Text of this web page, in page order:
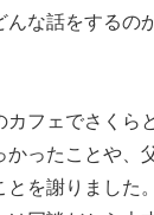
んな話をするの
カフェでさくら
かったことや、
を謝りました